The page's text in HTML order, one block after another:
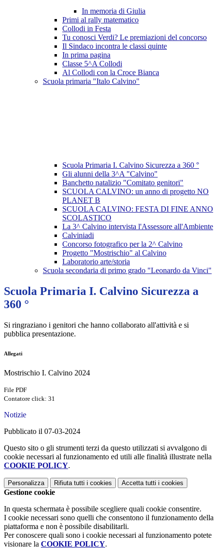
In memoria di Giulia
Primi al rally matematico
Collodi in Festa
Tu conosci Verdi? Le premiazioni del concorso
Il Sindaco incontra le classi quinte
In prima pagina
Classe 5^A Collodi
Al Collodi con la Croce Bianca
Scuola primaria "Italo Calvino"
Scuola Primaria I. Calvino Sicurezza a 360 °
Gli alunni della 3^A "Calvino"
Banchetto natalizio "Comitato genitori"
SCUOLA CALVINO: un anno di progetto NO
PLANET B
SCUOLA CALVINO: FESTA DI FINE ANNO
SCOLASTICO
La 3^ Calvino intervista l'Assessore all'Ambiente
Calviniadi
Concorso fotografico per la 2^ Calvino
Progetto "Mostrischio" al Calvino
Laboratorio arte/storia
Scuola secondaria di primo grado "Leonardo da Vinci"
Scuola Primaria I. Calvino Sicurezza a
360 °
Si ringraziano i genitori che hanno collaborato all'attività e si
pubblica presentazione.
Allegati
Mostrischio I. Calvino 2024
File PDF
Contatore click: 31
Notizie
Pubblicato il 07-03-2024
Questo sito o gli strumenti terzi da questo utilizzati si avvalgono di
cookie necessari al funzionamento ed utili alle finalità illustrate nella
COOKIE POLICY.
Personalizza Rifiuta tutti i cookies Accetta tutti i cookies
Gestione cookie
In questa schermata è possibile scegliere quali cookie consentire.
I cookie necessari sono quelli che consentono il funzionamento della
piattaforma e non è possibile disabilitarli.
Per conoscere quali sono i cookie necessari al funzionamento potete
visionare la COOKIE POLICY.